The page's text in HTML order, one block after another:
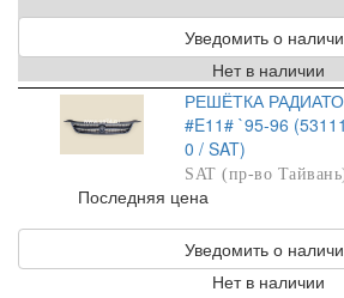
Уведомить о
Нет в наличии
РЕШЁТКА
#E11# `95-96
0 / SAT)
SAT (пр-во
Последняя цена
Уведомить о
Нет в наличии